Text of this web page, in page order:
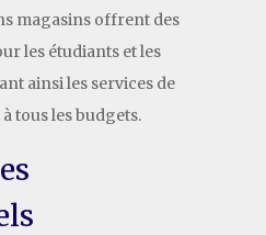
magasins offrent des
les étudiants et les
ainsi les services de
tous les budgets.